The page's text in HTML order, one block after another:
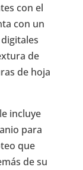
con el
con un
de
de hoja
incluye
para
que
de su